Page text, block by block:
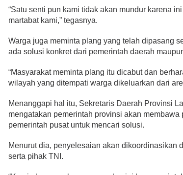
“Satu senti pun kami tidak akan mundur karena
martabat kami,” tegasnya.
Warga juga meminta plang yang telah dipasang
ada solusi konkret dari pemerintah daerah
“Masyarakat meminta plang itu dicabut dan
wilayah yang ditempati warga dikeluarkan dari
Menanggapi hal itu, Sekretaris Daerah Provinsi
mengatakan pemerintah provinsi akan membawa
pemerintah pusat untuk mencari solusi.
Menurut dia, penyelesaian akan dikoordinasikan
serta pihak TNI.